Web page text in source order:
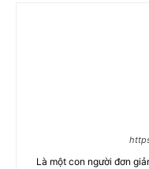
Là một con người đơn